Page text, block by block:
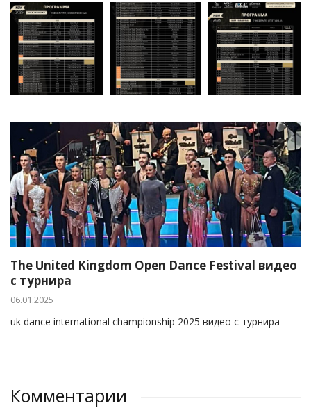
The United Kingdom Open Dance Festival видео
с турнира
06.01.2025
uk dance international championship 2025 видео с турнира
Комментарии